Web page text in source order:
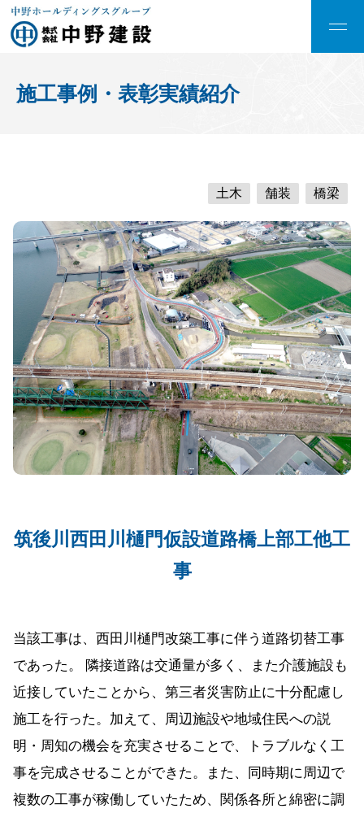
施工事例・表彰実績紹介
土木 舗装 橋梁
筑後川西田川樋門仮設道路橋上部工他工
事
当該工事は、西田川樋門改築工事に伴う道路切替工事
であった。 隣接道路は交通量が多く、また介護施設も
近接していたことから、第三者災害防止に十分配慮し
施工を行った。加えて、周辺施設や地域住民への説
明・周知の機会を充実させることで、トラブルなく工
事を完成させることができた。また、同時期に周辺で
複数の工事が稼働していたため、関係各所と綿密に調